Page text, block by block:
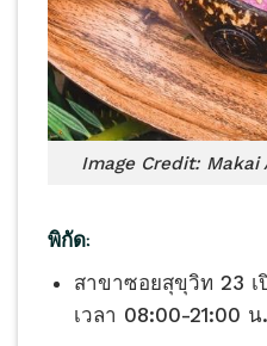
Image Credit: Makai
พิกัด:
สาขาซอยสุขุวิท 23 เ
เวลา 08:00-21:00 น.